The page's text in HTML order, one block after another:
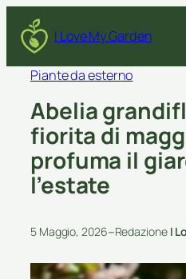
I Love My Garden
Piante da esterno
Abelia
fiorita di
profuma il
l’estate
5 Maggio, 2026–Redazione I